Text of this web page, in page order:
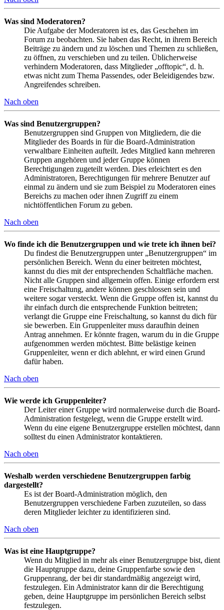
Was sind Moderatoren?
Die Aufgabe der Moderatoren ist es, das Geschehen im
Forum zu beobachten. Sie haben das Recht, in ihrem Bereich
Beiträge zu ändern und zu löschen und Themen zu schließen,
zu öffnen, zu verschieben und zu teilen. Üblicherweise
verhindern Moderatoren, dass Mitglieder „offtopic“, d. h.
etwas nicht zum Thema Passendes, oder Beleidigendes bzw.
Angreifendes schreiben.
Nach oben
Was sind Benutzergruppen?
Benutzergruppen sind Gruppen von Mitgliedern, die die
Mitglieder des Boards in für die Board-Administration
verwaltbare Einheiten aufteilt. Jedes Mitglied kann mehreren
Gruppen angehören und jeder Gruppe können
Berechtigungen zugeteilt werden. Dies erleichtert es den
Administratoren, Berechtigungen für mehrere Benutzer auf
einmal zu ändern und sie zum Beispiel zu Moderatoren eines
Bereichs zu machen oder ihnen Zugriff zu einem
nichtöffentlichen Forum zu geben.
Nach oben
Wo finde ich die Benutzergruppen und wie trete ich ihnen bei?
Du findest die Benutzergruppen unter „Benutzergruppen“ im
persönlichen Bereich. Wenn du einer beitreten möchtest,
kannst du dies mit der entsprechenden Schaltfläche machen.
Nicht alle Gruppen sind allgemein offen. Einige erfordern erst
eine Freischaltung, andere können geschlossen sein und
weitere sogar versteckt. Wenn die Gruppe offen ist, kannst du
ihr einfach durch die entsprechende Funktion beitreten;
verlangt die Gruppe eine Freischaltung, so kannst du dich für
sie bewerben. Ein Gruppenleiter muss daraufhin deinen
Antrag annehmen. Er könnte fragen, warum du in die Gruppe
aufgenommen werden möchtest. Bitte belästige keinen
Gruppenleiter, wenn er dich ablehnt, er wird einen Grund
dafür haben.
Nach oben
Wie werde ich Gruppenleiter?
Der Leiter einer Gruppe wird normalerweise durch die Board-
Administration festgelegt, wenn die Gruppe erstellt wird.
Wenn du eine eigene Benutzergruppe erstellen möchtest, dann
solltest du einen Administrator kontaktieren.
Nach oben
Weshalb werden verschiedene Benutzergruppen farbig
dargestellt?
Es ist der Board-Administration möglich, den
Benutzergruppen verschiedene Farben zuzuteilen, so dass
deren Mitglieder leichter zu identifizieren sind.
Nach oben
Was ist eine Hauptgruppe?
Wenn du Mitglied in mehr als einer Benutzergruppe bist, dient
die Hauptgruppe dazu, deine Gruppenfarbe sowie den
Gruppenrang, der bei dir standardmäßig angezeigt wird,
festzulegen. Ein Administrator kann dir die Berechtigung
geben, deine Hauptgruppe im persönlichen Bereich selbst
festzulegen.